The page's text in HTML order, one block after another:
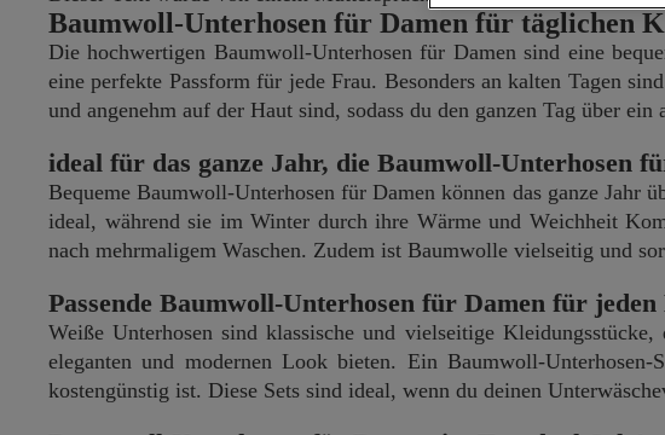
Baumwoll-Unterhosen für Damen für täglichen
Die hochwertigen Baumwoll-Unterhosen für Damen sind eine
eine perfekte Passform für jede Frau. Besonders an kalten Tagen
und angenehm auf der Haut sind, sodass du den ganzen Tag über ein
ideal für das ganze Jahr, die Baumwoll-Unterhosen
Bequeme Baumwoll-Unterhosen für Damen können das ganze Jahr
ideal, während sie im Winter durch ihre Wärme und Weichheit
nach mehrmaligem Waschen. Zudem ist Baumwolle vielseitig und
Passende Baumwoll-Unterhosen für Damen für
Weiße Unterhosen sind klassische und vielseitige
eleganten und modernen Look bieten. Ein Baumwoll-
kostengünstig ist. Diese Sets sind ideal, wenn du deinen